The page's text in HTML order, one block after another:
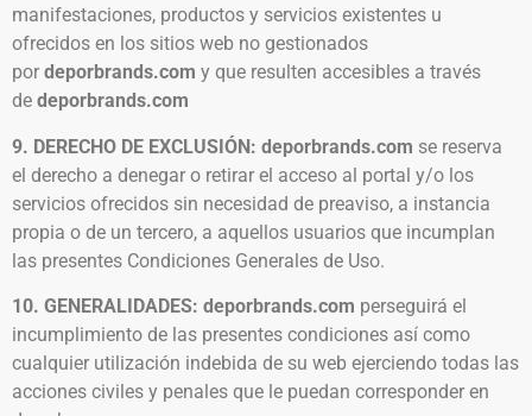
manifestaciones, productos y servicios existentes u
ofrecidos en los sitios web no gestionados
por deporbrands.com y que resulten accesibles a través
de deporbrands.com
9. DERECHO DE EXCLUSIÓN: deporbrands.com se reserva
el derecho a denegar o retirar el acceso al portal y/o los
servicios ofrecidos sin necesidad de preaviso, a instancia
propia o de un tercero, a aquellos usuarios que incumplan
las presentes Condiciones Generales de Uso.
10. GENERALIDADES: deporbrands.com perseguirá el
incumplimiento de las presentes condiciones así como
cualquier utilización indebida de su web ejerciendo todas las
acciones civiles y penales que le puedan corresponder en